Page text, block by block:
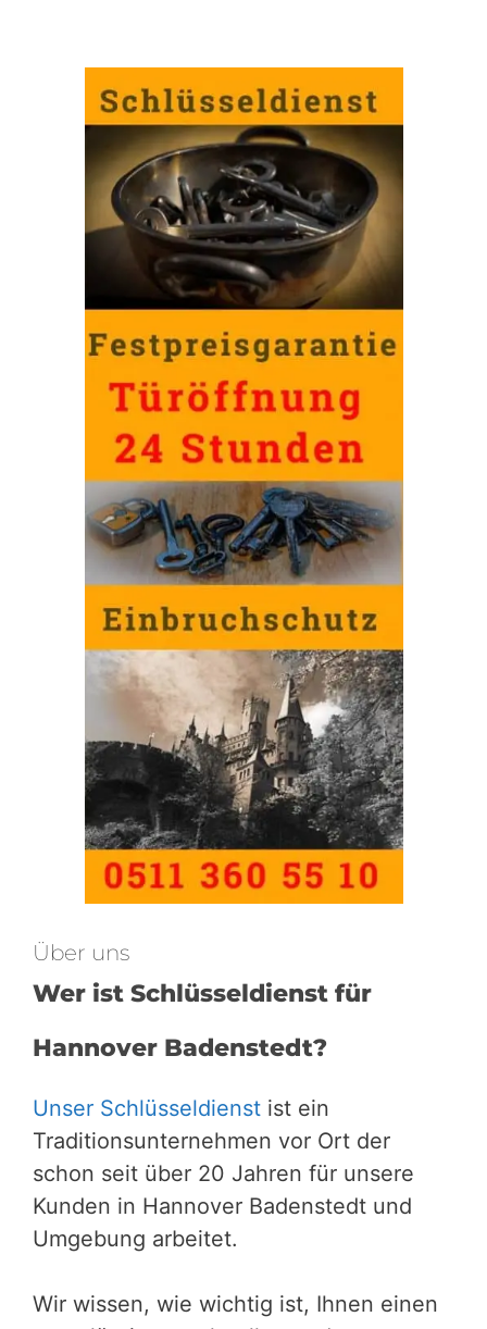
Über uns
Wer ist Schlüsseldienst für
Hannover Badenstedt?
Unser Schlüsseldienst ist ein
Traditionsunternehmen vor Ort der
schon seit über 20 Jahren für unsere
Kunden in Hannover Badenstedt und
Umgebung arbeitet.
Wir wissen, wie wichtig ist, Ihnen einen